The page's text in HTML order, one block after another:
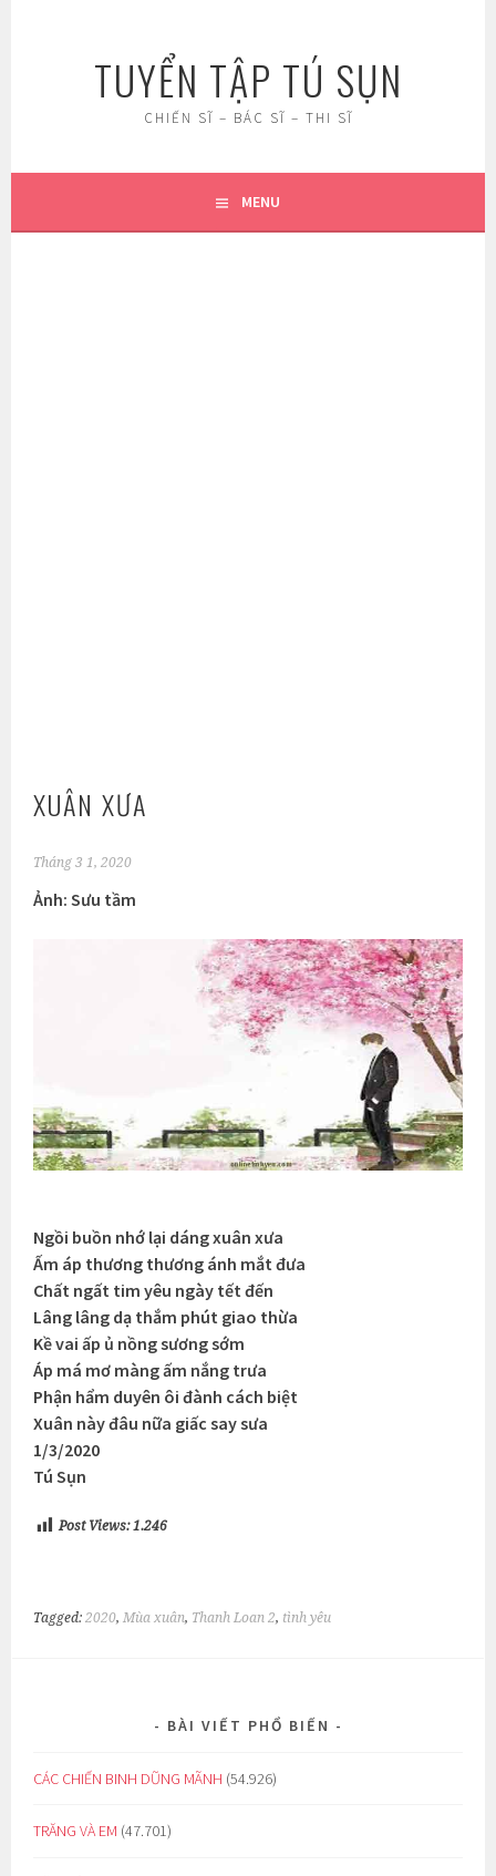
TUYỂN TẬP TÚ SỤN
CHIẾN SĨ – BÁC SĨ – THI SĨ
MENU
XUÂN XƯA
Tháng 3 1, 2020
Ảnh: Sưu tầm
Ngồi buồn nhớ lại dáng xuân xưa
Ấm áp thương thương ánh mắt đưa
Chất ngất tim yêu ngày tết đến
Lâng lâng dạ thắm phút giao thừa
Kề vai ấp ủ nồng sương sớm
Áp má mơ màng ấm nắng trưa
Phận hẩm duyên ôi đành cách biệt
Xuân này đâu nữa giấc say sưa
1/3/2020
Tú Sụn
Post Views: 1.246
Tagged:2020, Mùa xuân, Thanh Loan 2, tình yêu
BÀI VIẾT PHỔ BIẾN
CÁC CHIẾN BINH DŨNG MÃNH (54.926)
TRĂNG VÀ EM (47.701)